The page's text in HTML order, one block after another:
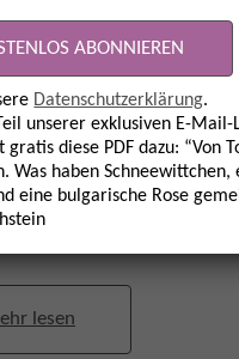
vielen Einzelblüten oder
Sie duften nach
Rüben. Auch die Blätter
du von den „Möhren
kennst. Für das
du Blüten und Blätter
lesen
Datenschutzerklärung.
unserer exklusiven E-Mail-
gratis diese PDF dazu: “Von
Was haben
eine bulgarische Rose